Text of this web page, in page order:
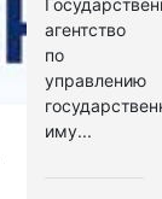
агентство
по
управлению
иму...